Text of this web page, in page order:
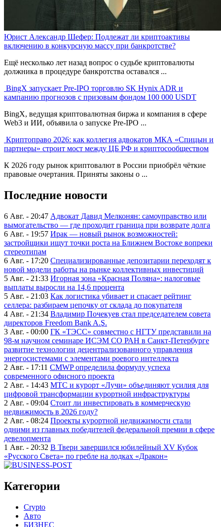
Юрист Александр Шефер: Подлежат ли криптоактивы
включению в конкурсную массу при банкротстве?
Ещё несколько лет назад вопрос о судьбе криптовалюты
должника в процедуре банкротства оставался ...
BingX запускает Pre-IPO торговлю SK Hynix ADR и
кампанию прогнозов с призовым фондом 100 000 USDT
BingX, ведущая криптовалютная биржа и компания в сфере
Web3 и ИИ, объявила о запуске Pre-IPO ...
Криптоправо 2026: как коллегия адвокатов МКА «Спицын и
партнеры» строит мост между ЦБ РФ и криптосообществом
К 2026 году рынок криптовалют в России приобрёл чёткие
правовые очертания. Приняты законы о ...
Последние новости
6 Авг. - 20:47 Адвокат Давид Мелконян: самоуправство или
вымогательство — где проходит граница при возврате долга
6 Авг. - 19:57 Ирак — новый рынок возможностей:
застройщики ищут точки роста на Ближнем Востоке вопреки
стереотипам
6 Авг. - 17:20 Специализированные депозитарии переходят к
новой модели работы на рынке коллективных инвестиций
5 Авг. - 21:33 Игорная зона «Красная Поляна»: налоговые
выплаты выросли на 14,6 процента
5 Авг. - 21:03 Как логистика убивает и спасает рейтинг
селлера: разбираем цепочку от склада до покупателя
4 Авг. - 21:34 Владимир Почекуев стал председателем совета
директоров Freedom Bank A.Ş.
3 Авг. - 00:00 ГК «ТЭСС» совместно с НГТУ представили на
98-м научном семинаре ИСЭМ СО РАН в Санкт-Петербурге
развитие технологии децентрализованного управления
энергосистемами с элементами роевого интеллекта
2 Авг. - 17:11 CMWP определила формулу успеха
современного офисного проекта
2 Авг. - 14:43 МТС и курорт «Лучи» объединяют усилия для
цифровой трансформации курортной инфраструктуры
2 Авг. - 09:04 Стоит ли инвестировать в коммерческую
недвижимость в 2026 году?
2 Авг. - 08:24 Проекты курортной недвижимости стали
одними из главных победителей федеральной премии в сфере
девелопмента
1 Авг. - 20:32 В Твери завершился юбилейный XV Кубок
«Русского Света» по гребле на лодках «Дракон»
Категории
Crypto
Авто
БИЗНЕС